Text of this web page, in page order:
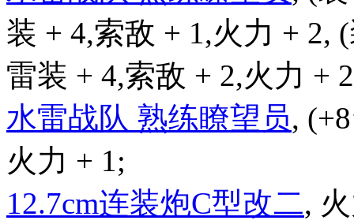
装 + 4,索敌 + 1,火力 + 2,
雷装 + 4,索敌 + 2,火力 +
水雷战队 熟练瞭望员,
火力 + 1;
12.7cm连装炮C型改二,